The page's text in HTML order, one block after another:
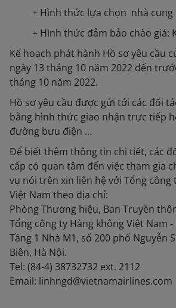
+ Hình thức lựa chọn nhà cung
+ Hình thức đảm bảo chào giá:
Kế hoạch phát hành Hồ sơ yêu cầu
ngày 13 tháng 10 năm 2022 đến
tháng 10 năm 2022.
Hồ sơ yêu cầu được gửi tới các đối
bằng hình thức giao nhận trực tiếp
đường bưu điện …
Để biết thêm thông tin chi tiết, các
cấp có quan tâm đến việc tham gia
vụ nói trên xin liên hệ với Tổng công
Việt Nam theo địa chỉ:
Phòng Thương hiệu, Ban Truyền
Tổng công ty Hàng không Việt Nam -
Tầng 1 Nhà M1, số 200 phố Nguyễn
Biên, Hà Nội.
Tel: (84-4) 38732732 ext. 2112
Email: linhngd@vietnamairlines.com